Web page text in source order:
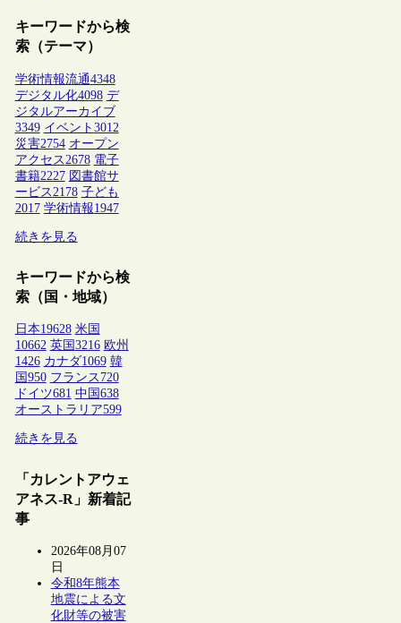
キーワードから検
索（テーマ）
学術情報流通4348
デジタル化4098 デ
ジタルアーカイブ
3349 イベント 3012
災害2754 オープン
アクセス 2678 電子
書籍2227 図書館サ
ービス 2178 子ども
2017 学術情報1947
続きを見る
キーワードから検
索（国・地域）
日本19628 米国
10662 英国 3216 欧州
1426 カナダ1069 韓
国 950 フランス 720
ドイツ681 中国 638
オーストラリア599
続きを見る
「カレントアウェ
アネス-R」新着記
事
2026年08月07
日
令和8年熊本
地震による文
化財等の被害